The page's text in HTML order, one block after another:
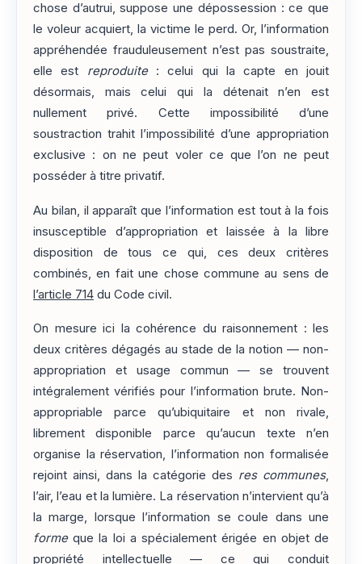
chose d’autrui, suppose une dépossession : ce que
le voleur acquiert, la victime le perd. Or, l’information
appréhendée frauduleusement n’est pas soustraite,
elle est reproduite: celui qui la capte en jouit
désormais, mais celui qui la détenait n’en est
nullement privé. Cette impossibilité d’une
soustraction trahit l’impossibilité d’une appropriation
exclusive : on ne peut voler ce que l’on ne peut
posséder à titre privatif.
Au bilan, il apparaît que l’information est tout à la fois
insusceptible d’appropriation et laissée à la libre
disposition de tous ce qui, ces deux critères
combinés, en fait une chose commune au sens de
l’article 714 du Code civil.
On mesure ici la cohérence du raisonnement : les
deux critères dégagés au stade de la notion — non-
appropriation et usage commun — se trouvent
intégralement vérifiés pour l’information brute. Non-
appropriable parce qu’ubiquitaire et non rivale,
librement disponible parce qu’aucun texte n’en
organise la réservation, l’information non formalisée
rejoint ainsi, dans la catégorie des res communes,
l’air, l’eau et la lumière. La réservation n’intervient qu’à
la marge, lorsque l’information se coule dans une
formeque la loi a spécialement érigée en objet de
propriété intellectuelle — ce qui conduit